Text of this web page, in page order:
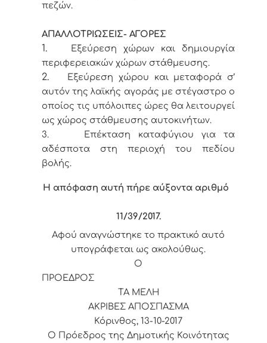
πεζών.
ΑΠΑΛΛΟΤΡΙΩΣΕΙΣ- ΑΓΟΡΕΣ
1.
Εξεύρεση χώρων και δημιουργία
περιφερειακών χώρων στάθμευσης.
2.
Εξεύρεση χώρου και μεταφορά σ’
αυτόν της λαϊκής αγοράς με στέγαστρο ο
οποίος τις υπόλοιπες ώρες θα λειτουργεί
ως χώρος στάθμευσης αυτοκινήτων.
3.
Επέκταση καταφύγιου για τα
αδέσποτα στη περιοχή του πεδίου
βολής.
Η απόφαση αυτή πήρε αύξοντα αριθμό
11/39/2017.
Αφού αναγνώστηκε το πρακτικό αυτό
υπογράφεται ως ακολούθως.
Ο
ΠΡΟΕΔΡΟΣ
ΤΑ ΜΕΛΗ
ΑΚΡΙΒΕΣ ΑΠΟΣΠΑΣΜΑ
Κόρινθος, 13-10-2017
Ο Πρόεδρος της Δημοτικής Κοινότητας